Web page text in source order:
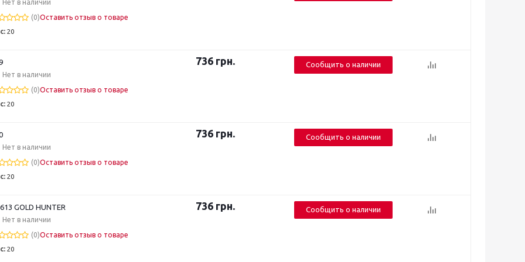
Нет в наличии
(0)Оставить отзыв о товаре
20
Нет в наличии
(0)Оставить отзыв о товаре
20
736 грн. Сообщить о наличии
Нет в наличии
(0)Оставить отзыв о товаре
20
736 грн. Сообщить о наличии
GOLD HUNTER
Нет в наличии
(0)Оставить отзыв о товаре
20
736 грн. Сообщить о наличии